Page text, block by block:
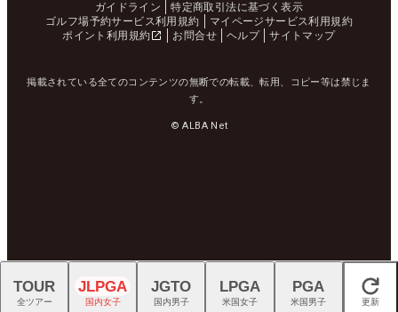
ガイドライン
特定商取引法に基づく表示
ゴルフ場予約サービス利用規約
マイページサービス利用規約
ポイント利用規約
お問合せ ヘルプ サイトマップ
掲載されている全てのコンテンツの無断での転載、転用、コピー等は禁じま
す。
© ALBA Net
閉じる
TOUR
全ツアー
JLPGA
国内女子
JGTO
国内男子
LPGA
米国女子
PGA
米国男子 更新